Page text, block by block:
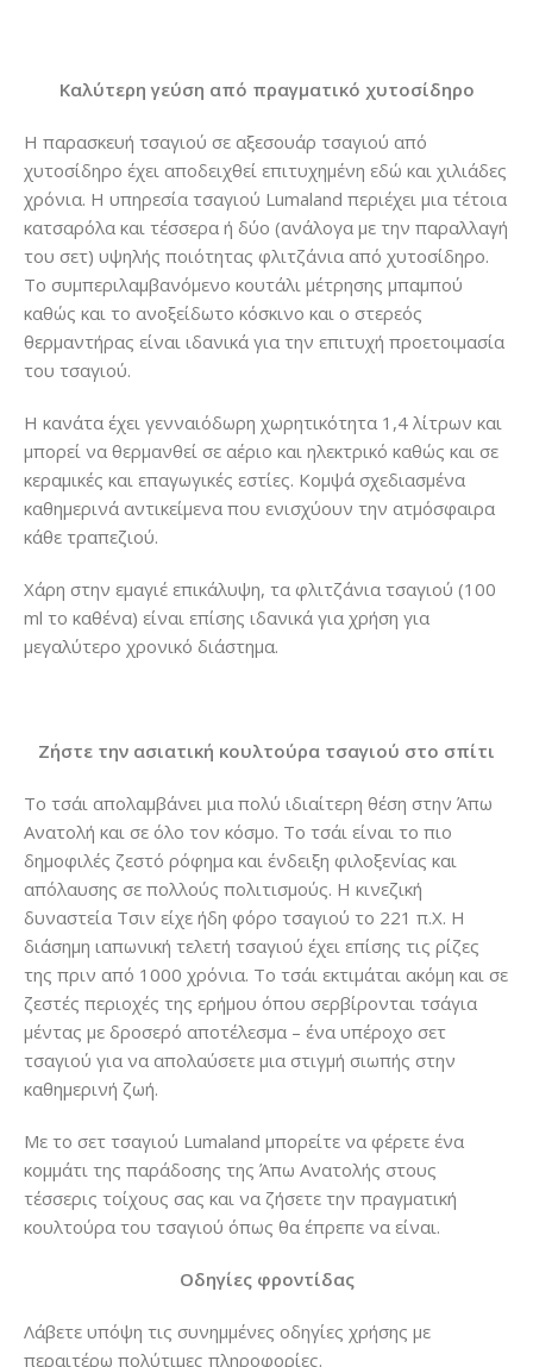
Καλύτερη γεύση από πραγματικό χυτοσίδηρο
Η παρασκευή τσαγιού σε αξεσουάρ τσαγιού από
χυτοσίδηρο έχει αποδειχθεί επιτυχημένη εδώ και χιλιάδες
χρόνια. Η υπηρεσία τσαγιού Lumaland περιέχει μια τέτοια
κατσαρόλα και τέσσερα ή δύο (ανάλογα με την παραλλαγή
του σετ) υψηλής ποιότητας φλιτζάνια από χυτοσίδηρο.
Το συμπεριλαμβανόμενο κουτάλι μέτρησης μπαμπού
καθώς και το ανοξείδωτο κόσκινο και ο στερεός
θερμαντήρας είναι ιδανικά για την επιτυχή προετοιμασία
του τσαγιού.
Η κανάτα έχει γενναιόδωρη χωρητικότητα 1,4 λίτρων και
μπορεί να θερμανθεί σε αέριο και ηλεκτρικό καθώς και σε
κεραμικές και επαγωγικές εστίες. Κομψά σχεδιασμένα
καθημερινά αντικείμενα που ενισχύουν την ατμόσφαιρα
κάθε τραπεζιού.
Χάρη στην εμαγιέ επικάλυψη, τα φλιτζάνια τσαγιού (100
ml το καθένα) είναι επίσης ιδανικά για χρήση για
μεγαλύτερο χρονικό διάστημα.
Ζήστε την ασιατική κουλτούρα τσαγιού στο σπίτι
Το τσάι απολαμβάνει μια πολύ ιδιαίτερη θέση στην Άπω
Ανατολή και σε όλο τον κόσμο. Το τσάι είναι το πιο
δημοφιλές ζεστό ρόφημα και ένδειξη φιλοξενίας και
απόλαυσης σε πολλούς πολιτισμούς. Η κινεζική
δυναστεία Τσιν είχε ήδη φόρο τσαγιού το 221 π.Χ. Η
διάσημη ιαπωνική τελετή τσαγιού έχει επίσης τις ρίζες
της πριν από 1000 χρόνια. Το τσάι εκτιμάται ακόμη και σε
ζεστές περιοχές της ερήμου όπου σερβίρονται τσάγια
μέντας με δροσερό αποτέλεσμα – ένα υπέροχο σετ
τσαγιού για να απολαύσετε μια στιγμή σιωπής στην
καθημερινή ζωή.
Με το σετ τσαγιού Lumaland μπορείτε να φέρετε ένα
κομμάτι της παράδοσης της Άπω Ανατολής στους
τέσσερις τοίχους σας και να ζήσετε την πραγματική
κουλτούρα του τσαγιού όπως θα έπρεπε να είναι.
Οδηγίες φροντίδας
Λάβετε υπόψη τις συνημμένες οδηγίες χρήσης με
περαιτέρω πολύτιμες πληροφορίες.